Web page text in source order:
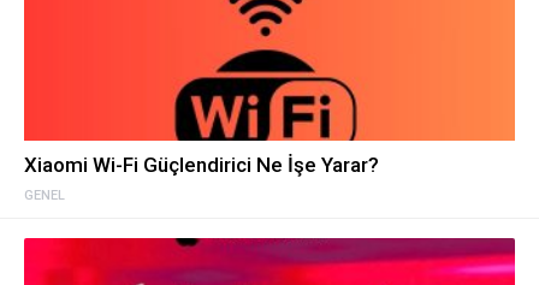
GENEL
Xiaomi Wi-Fi Güçlendirici Ne İşe Yarar?